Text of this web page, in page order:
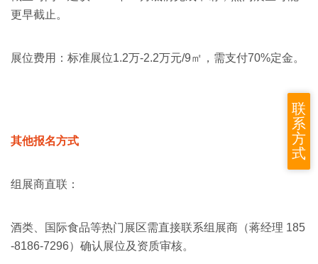
更早截止‌。
展位费用‌：标准展位1.2万-2.2万元/9㎡，需支付70%定金‌。
其他报名方式
组展商直联‌：
酒类、国际食品等热门展区需直接联系组展商（蒋经理 185
-8186-7296）确认展位及资质审核‌。
联
系
方
式